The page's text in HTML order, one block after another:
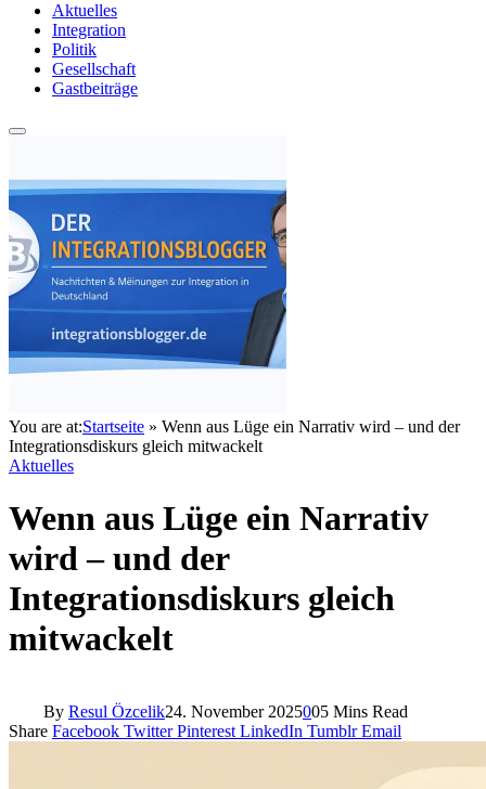
Aktuelles
Integration
Politik
Gesellschaft
Gastbeiträge
You are at:Startseite » Wenn aus Lüge ein Narrativ wird – und der
Integrationsdiskurs gleich mitwackelt
Aktuelles
Wenn aus Lüge ein Narrativ
wird – und der
Integrationsdiskurs gleich
mitwackelt
By Resul Özcelik24. November 2025005 Mins Read
Share Facebook Twitter Pinterest LinkedIn Tumblr Email